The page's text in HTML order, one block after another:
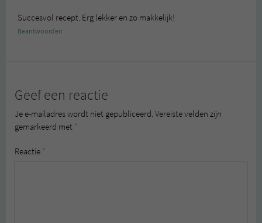
Succesvol recept. Erg lekker en zo makkelijk!
Beantwoorden
Geef een reactie
Je e-mailadres wordt niet gepubliceerd. Vereiste velden zijn
gemarkeerd met *
Reactie *